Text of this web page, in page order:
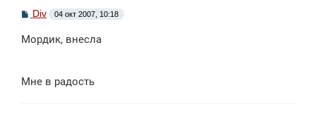
С
б
и
Div 04 окт 2007, 10:18
Мордик, внесла
Мне в радость